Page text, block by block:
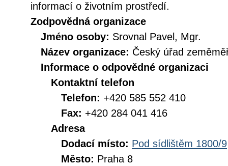
informací o životním prostředí.
Zodpovědná organizace
Jméno osoby: Srovnal Pavel, Mgr.
Název organizace: Český úřad
Informace o odpovědné organizaci
Kontaktní telefon
Telefon: +420 585 552 410
Fax: +420 284 041 416
Adresa
Dodací místo: Pod sídlištěm 1800/9
Město: Praha 8